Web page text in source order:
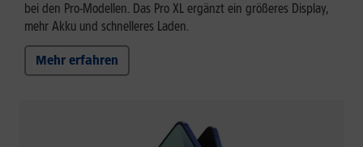
bei den Pro-Modellen. Das Pro XL ergänzt ein größeres Display,
mehr Akku und schnelleres Laden.
Mehr erfahren